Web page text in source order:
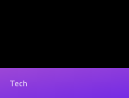
Tech